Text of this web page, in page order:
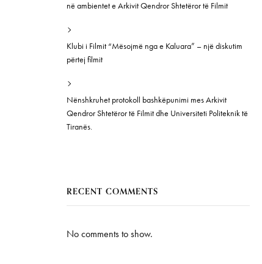
në ambientet e Arkivit Qendror Shtetëror të Filmit
Klubi i Filmit “Mësojmë nga e Kaluara” – një diskutim
përtej filmit
Nënshkruhet protokoll bashkëpunimi mes Arkivit
Qendror Shtetëror të Filmit dhe Universiteti Politeknik të
Tiranës.
RECENT COMMENTS
No comments to show.